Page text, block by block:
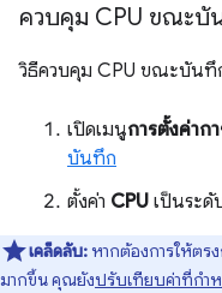
ควบคุม CPU ขณะบั
วิธีควบคุม CPU ขณะบันทึ
เปิดเมนูการตั้งค่าก
บันทึก
ตั้งค่า CPU เป็นระดั
เคล็ดลับ: หากต้องการให้ต
มากขึ้น คุณยังปรับเทียบค่าที่กำ